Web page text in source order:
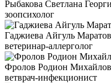
Рыбакова Светлана
зоопсихолог
Гаджиева Айгуль
ветеринар-аллерголог
Фролов Родион
ветврач-инфекционист